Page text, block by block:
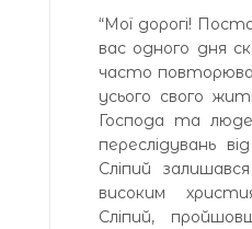
“Мої дорогі!
вас одного дня
часто
усього свого
Господа та
переслідувань
Сліпий
високим
Сліпий,